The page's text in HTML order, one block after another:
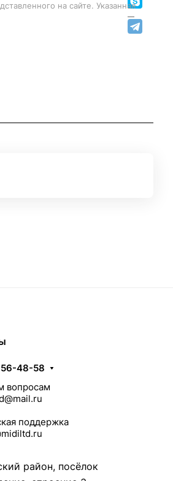
на сайте. Указанная
48-58
вопросам
поддержка
район, посёлок